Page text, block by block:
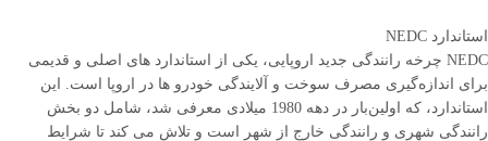
استاندارد NEDC
NEDC چرخه رانندگی جدید اروپایی، یکی از استاندارد های اصلی و قدیمی
برای اندازه‌گیری مصرف سوخت و آلایندگی خودرو ها در اروپا است. این
استاندارد، که اولین‌بار در دهه 1980 میلادی معرفی شد، شامل دو بخش
رانندگی شهری و رانندگی خارج از شهر است و تلاش می ‌کند تا شرایط